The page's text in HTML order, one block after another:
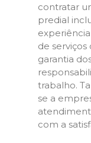
contratar
predial
de
garantia
trabalho.
se a
com a